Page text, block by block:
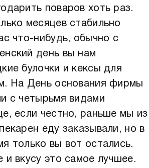
поваров хоть раз.
месяцев стабильно
что-нибудь, обычно с
день вы нам
булочки и кексы для
На День основания фирмы
с четырьмя видами
если честно, раньше мы из
еду заказывали, но в
только вы вот остались.
и вкусу это самое лучшее.